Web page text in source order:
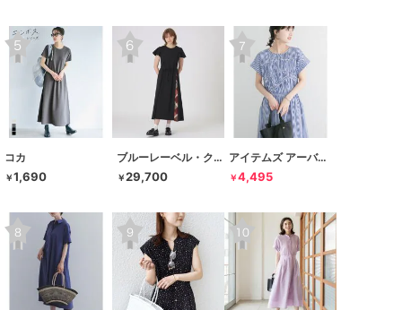
コカ
￥1,690
ブルーレーベル・クレストブリッジ
￥29,700
アイテムズ アーバンリサーチ
￥4,495